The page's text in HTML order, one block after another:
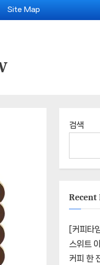
Site Map
검색
Recent
[커피타
스위트
커피 한